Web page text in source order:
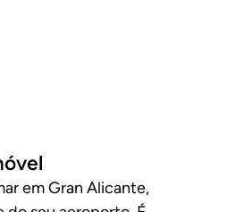
em Gran Alicante,